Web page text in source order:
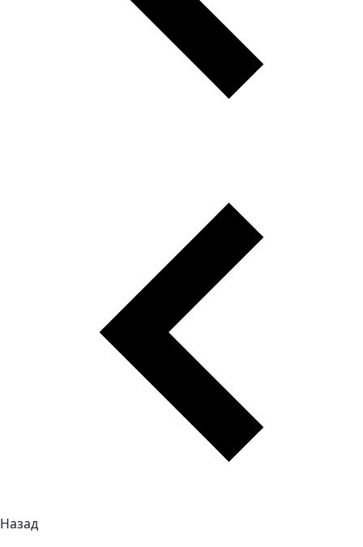
Назад